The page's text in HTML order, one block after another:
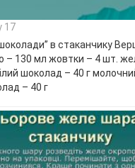
17
в стаканчику
– 130 мл жовтки – 4 шт.
шоколад – 40 г
– 40 г